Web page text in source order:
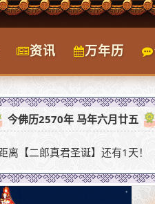
资讯 万年历
今佛历2570年 马年六月廿五
离【二郎真君圣诞】还有1天！